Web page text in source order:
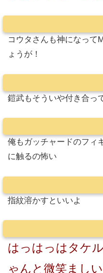
コウタさんも神になって
ょうが！
鎧武もそういや付き合っ
俺もガッチャードのフィ
に触るの怖い
指紋溶かすといいよ
はっはっはタケ
ゃんと微笑ましい